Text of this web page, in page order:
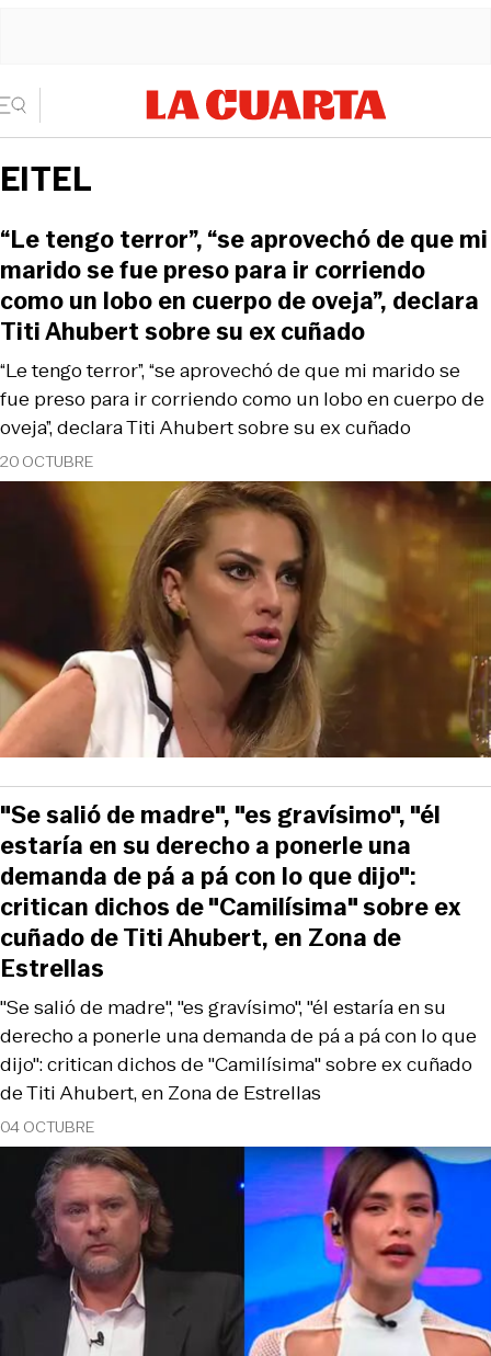
EITEL
20 OCTUBRE
“Le tengo terror”, “se aprovechó de que mi marido se
fue preso para ir corriendo como un lobo en cuerpo de
oveja”, declara Titi Ahubert sobre su ex cuñado
“Le tengo terror”, “se aprovechó de que mi
marido se fue preso para ir corriendo
como un lobo en cuerpo de oveja”, declara
Titi Ahubert sobre su ex cuñado
04 OCTUBRE
"Se salió de madre", "es gravísimo", "él estaría en su
derecho a ponerle una demanda de pá a pá con lo que
dijo": critican dichos de "Camilísima" sobre ex cuñado
de Titi Ahubert, en Zona de Estrellas
"Se salió de madre", "es gravísimo", "él
estaría en su derecho a ponerle una
demanda de pá a pá con lo que dijo":
critican dichos de "Camilísima" sobre ex
cuñado de Titi Ahubert, en Zona de
Estrellas